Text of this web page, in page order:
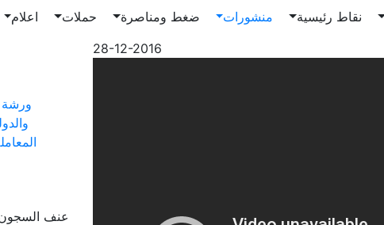
نقاط رئيسية منشورات ضغط ومناصرة حملات اعلام
28-12-2016
ورشة
عنف